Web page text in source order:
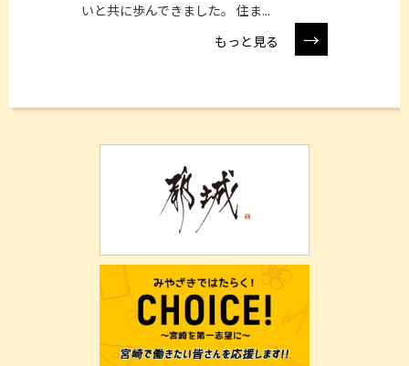
いと共に歩んできました。 住ま...
もっと見る
→